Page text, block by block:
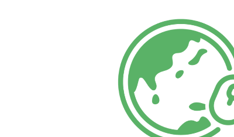
曾發現少數珊瑚受黑棉病感染現象，在這三個點
類只發現少數體型較小的魚類－鸚哥魚、石鱸及
瑚覆蓋率雖較其他地點低，蝶魚數量為每一百平
中最高，推測可能原因為此點屬浮潛餵魚區，因
標性無脊椎動物以海膽數量最多，硨渠貝數量不